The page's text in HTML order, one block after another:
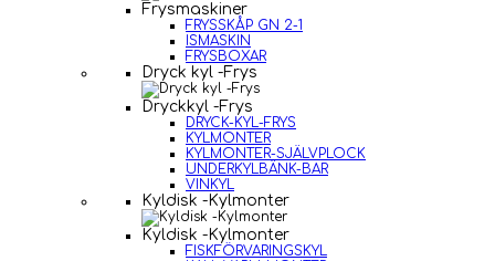
Frysmaskiner
FRYSSKÅP GN 2-1
ISMASKIN
FRYSBOXAR
Dryck kyl -Frys
Dryckkyl -Frys
DRYCK-KYL-FRYS
KYLMONTER
KYLMONTER-SJÄLVPLOCK
UNDERKYLBÄNK-BAR
VINKYL
Kyldisk -Kylmonter
Kyldisk -Kylmonter
FISKFÖRVARINGSKYL